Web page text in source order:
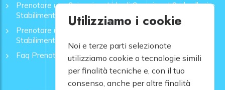
Prenotare una Spiaggia a Lido di Camaiore | Ombrelloni e
Stabilimenti - GoToMare
Prenotare una Spiaggia a Rapallo | Ombrelloni e
Stabilimenti - GoToMare
Faq Prenotazione Spiagge
Utilizziamo i cookie
Noi e terze parti selezionate
utilizziamo cookie o tecnologie simili
per finalità tecniche e, con il tuo
consenso, anche per altre finalità